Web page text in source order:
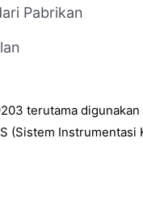
Pabrikan
terutama
(Sistem Instrumentasi